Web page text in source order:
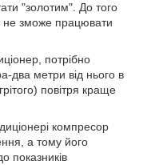
"золотим". До того
не зможе працювати
потрібно
два метри від нього в
повітря краще
компресор
а тому його
показників